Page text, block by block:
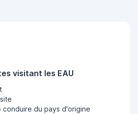
visitant les EAU
conduire du pays d'origine